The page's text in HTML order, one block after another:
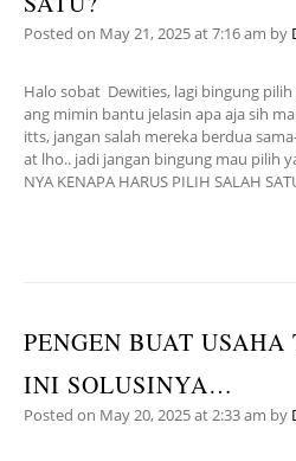
Posted on May 21, 2025at 7:16 am by
Halo sobat Dewities, lagi bingung
ang mimin bantu jelasin apa aja sih
itts, jangan salah mereka berdua
at lho.. jadi jangan bingung mau pilih
NYA KENAPA HARUS PILIH SALAH
PENGEN BUAT
INI SOLUSINYA…
Posted on May 20, 2025at 2:33 am by